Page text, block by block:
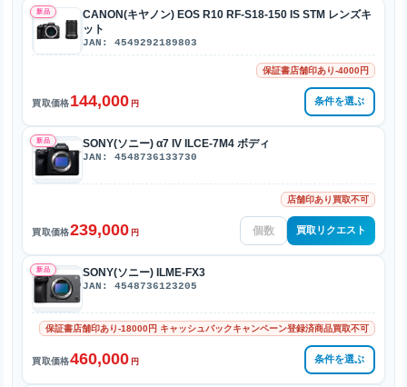
新品
CANON(キヤノン) EOS R10 RF-S18-150 IS STM レンズキ
ット
JAN: 4549292189803
保証書店舗印あり-4000円
買取価格144,000 円 条件を選ぶ
新品 SONY(ソニー) α7 IV ILCE-7M4 ボディ
JAN: 4548736133730
店舗印あり買取不可
買取価格239,000 円 買取リクエスト
新品 SONY(ソニー) ILME-FX3
JAN: 4548736123205
保証書店舗印あり-18000円 キャッシュバックキャンペーン登録済商品買取不可
買取価格460,000 円 条件を選ぶ